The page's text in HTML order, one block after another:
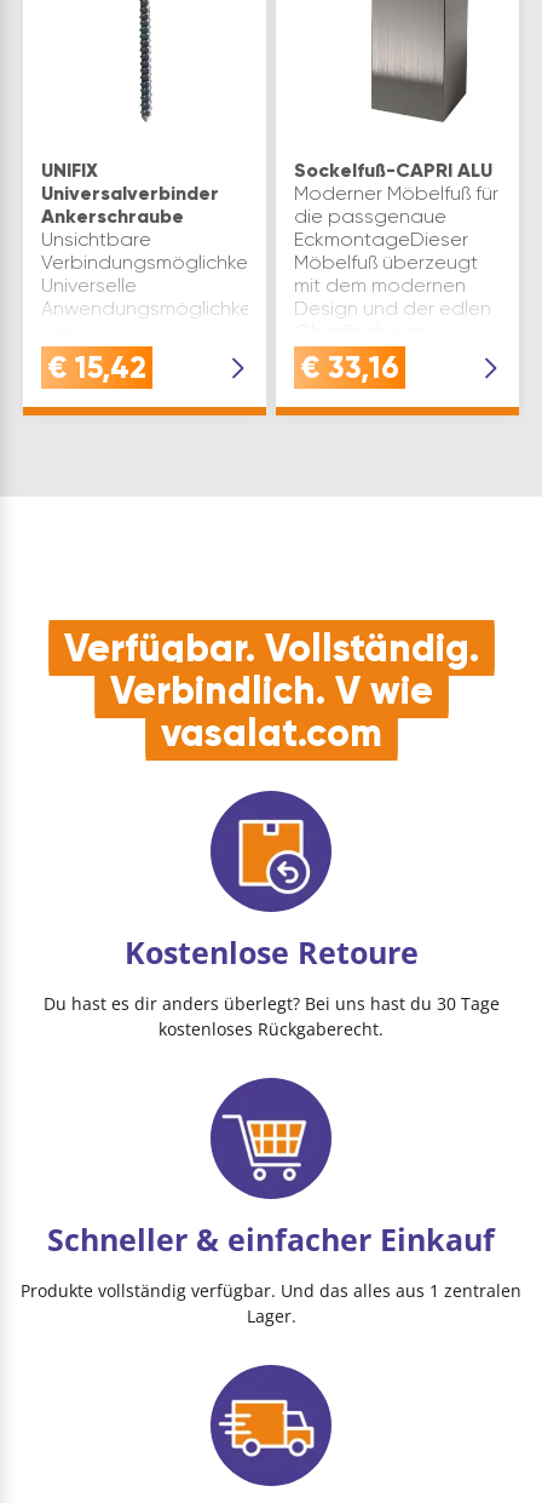
UNIFIX
Universalverbinder
Ankerschraube
Unsichtbare
Verbindungsmöglichkeit
Universelle
Anwendungsmöglichkeiten
Tischfußbefestigung,
Tischwangen, Bänke,
€ 15,42
Sockelfuß-CAPRI ALU
Moderner Möbelfuß für
die passgenaue
EckmontageDieser
Möbelfuß überzeugt
mit dem modernen
Design und der edlen
Edelstahl EffektDieser
Möbelfuß mit Edelstahl
€ 33,16
Verfügbar. Vollständig.
Verbindlich. V wie
vasalat.com
Kostenlose Retoure
Du hast es dir anders überlegt? Bei uns hast du 30 Tage
kostenloses Rückgaberecht.
Schneller & einfacher Einkauf
Produkte vollständig verfügbar. Und das alles aus 1 zentralen
Lager.